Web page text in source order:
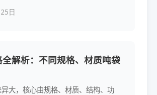
日
全解析：不同规格、材质吨袋
大，核心由规格、材质、结构、功